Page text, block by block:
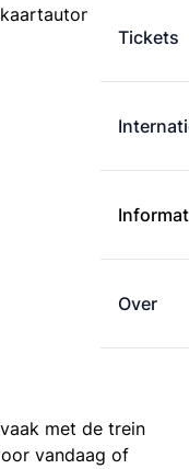
Tickets
Over
met de trein
vandaag of